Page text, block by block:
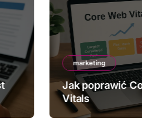
marketing
Jak poprawić
Vitals